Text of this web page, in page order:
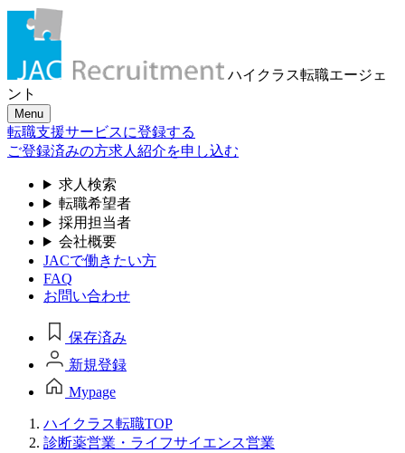
ハイクラス転職エージェ
ント
Menu
転職支援サービスに登録する
ご登録済みの方求人紹介を申し込む
求人検索
転職希望者
採用担当者
会社概要
JACで働きたい方
FAQ
お問い合わせ
保存済み
新規登録
Mypage
ハイクラス転職TOP
診断薬営業・ライフサイエンス営業